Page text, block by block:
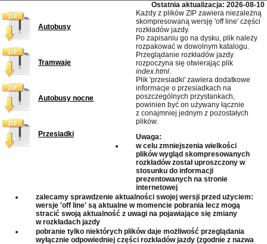
Ostatnia aktualizacja: 2026-08-10
Autobusy
Tramwaje
Autobusy nocne
Przesiadki
Każdy z plików ZIP zawiera niezależną
skompresowaną wersję 'off line' części
rozkładów jazdy.
Po zapisaniu go na dysku, plik należy
rozpakować w dowolnym katalogu.
Przeglądanie rozkładów jazdy
rozpoczyna się otwierając plik
index.html.
Plik 'przesiadki' zawiera dodatkowe
informacje o przesiadkach na
poszczególnych przystankach,
powinien być on używany łącznie
z conajmniej jednym z pozostałych
plików.
Uwaga:
w celu zmniejszenia wielkości
plików wygląd skompresowanych
rozkładów został uproszczony w
stosunku do informacji
prezentowanych na stronie
internetowej
zalecamy sprawdzenie aktualności swojej wersji przed użyciem:
wersje 'off line' są aktualne w momencie pobrania lecz mogą
stracić swoją aktualność z uwagi na pojawiające się zmiany
w rozkładach jazdy
pobranie tylko niektórych plików daje możliwość przeglądania
wyłącznie odpowiedniej części rozkładów jazdy (zgodnie z nazwa